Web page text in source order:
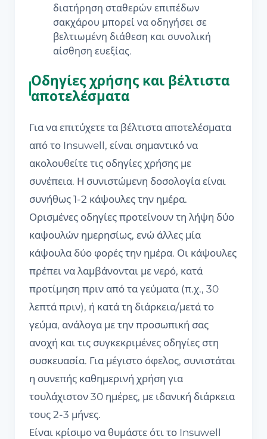
διατήρηση σταθερών επιπέδων
σακχάρου μπορεί να οδηγήσει σε
βελτιωμένη διάθεση και συνολική
αίσθηση ευεξίας.
Οδηγίες χρήσης και βέλτιστα
αποτελέσματα
Για να επιτύχετε τα βέλτιστα αποτελέσματα
από το Insuwell, είναι σημαντικό να
ακολουθείτε τις οδηγίες χρήσης με
συνέπεια. Η συνιστώμενη δοσολογία είναι
συνήθως 1-2 κάψουλες την ημέρα.
Ορισμένες οδηγίες προτείνουν τη λήψη δύο
καψουλών ημερησίως, ενώ άλλες μία
κάψουλα δύο φορές την ημέρα. Οι κάψουλες
πρέπει να λαμβάνονται με νερό, κατά
προτίμηση πριν από τα γεύματα (π.χ., 30
λεπτά πριν), ή κατά τη διάρκεια/μετά το
γεύμα, ανάλογα με την προσωπική σας
ανοχή και τις συγκεκριμένες οδηγίες στη
συσκευασία. Για μέγιστο όφελος, συνιστάται
η συνεπής καθημερινή χρήση για
τουλάχιστον 30 ημέρες, με ιδανική διάρκεια
τους 2-3 μήνες.
Είναι κρίσιμο να θυμάστε ότι το Insuwell